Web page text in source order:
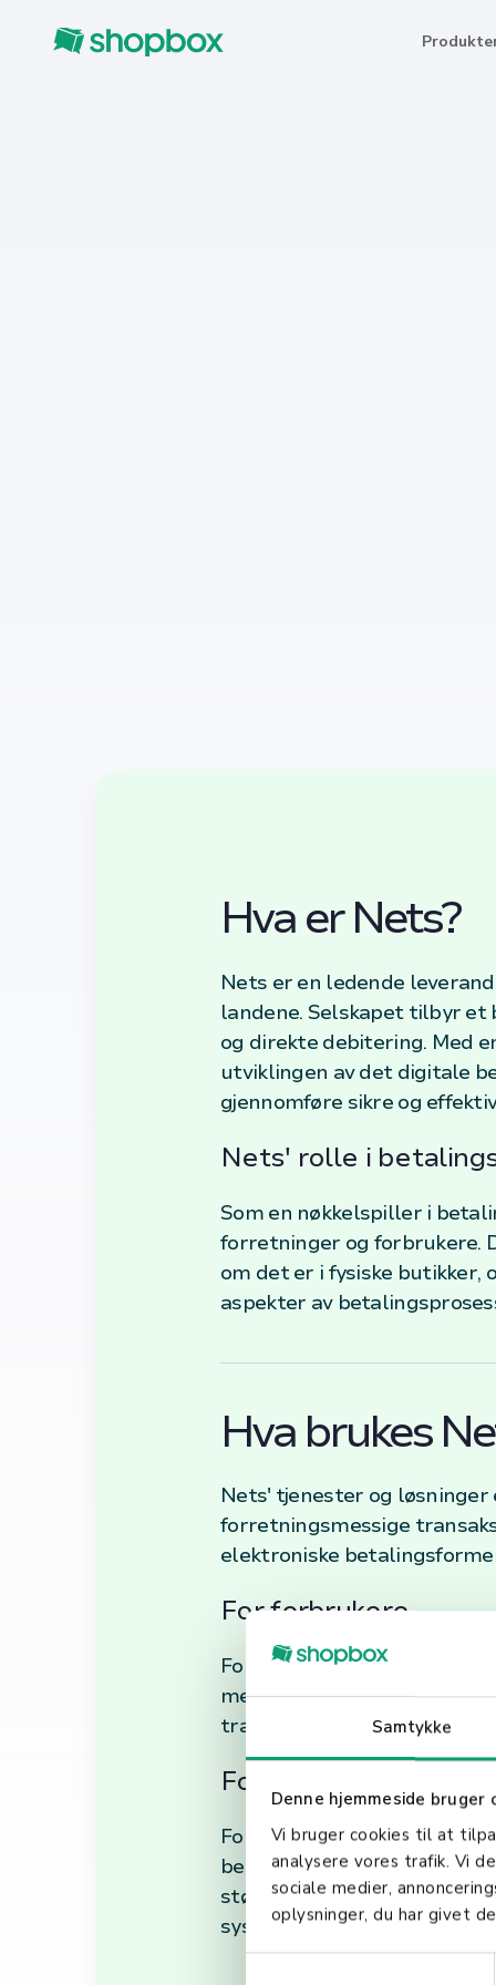
Samtykke
Denne hjemmeside bruger
Vi bruger cookies til at
analysere vores trafik. Vi
sociale medier,
oplysninger, du har givet
Hva er Nets?
Nets er en ledende
landene. Selskapet tilbyr
og direkte debitering. Med
utviklingen av det digitale
gjennomføre sikre og
Nets' rolle i
Som en nøkkelspiller i
forretninger og forbrukere.
om det er i fysiske
aspekter av
Hva brukes
Nets' tjenester og løsninger
forretningsmessige
elektroniske
For forbrukere
For forbrukere tilbyr Nets
med mobiltelefonen. Dette
transaksjoner raskere og
For virksomheter
For virksomheter spiller
betalingsløsninger. De
størrelser med å akseptere
systemer, e-